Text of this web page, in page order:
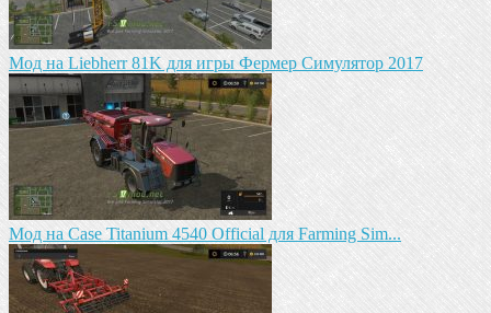
Мод на Liebherr 81K для игры Фермер Симулятор 2017
Мод на Case Titanium 4540 Official для Farming Sim...